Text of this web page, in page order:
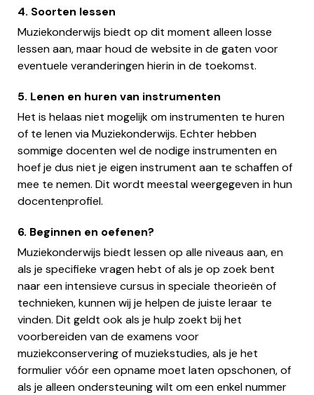
4. Soorten lessen
Muziekonderwijs biedt op dit moment alleen losse
lessen aan, maar houd de website in de gaten voor
eventuele veranderingen hierin in de toekomst.
5. Lenen en huren van instrumenten
Het is helaas niet mogelijk om instrumenten te huren
of te lenen via Muziekonderwijs. Echter hebben
sommige docenten wel de nodige instrumenten en
hoef je dus niet je eigen instrument aan te schaffen of
mee te nemen. Dit wordt meestal weergegeven in hun
docentenprofiel.
6. Beginnen en oefenen?
Muziekonderwijs biedt lessen op alle niveaus aan, en
als je specifieke vragen hebt of als je op zoek bent
naar een intensieve cursus in speciale theorieën of
technieken, kunnen wij je helpen de juiste leraar te
vinden. Dit geldt ook als je hulp zoekt bij het
voorbereiden van de examens voor
muziekconservering of muziekstudies, als je het
formulier vóór een opname moet laten opschonen, of
als je alleen ondersteuning wilt om een enkel nummer